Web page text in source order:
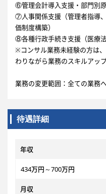
⑥管理会計導入支援・部門別
⑦人事関係支援（管理者指導
価制度構築）
⑧各種行政手続き支援（医療法
※コンサル業務未経験の方は
わりながら業務のスキルアッ
業務の変更範囲：全ての業務
待遇詳細
年収
434万円～700万円
月収